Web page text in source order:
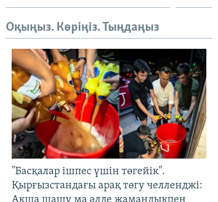
Оқыңыз. Көріңіз. Тыңдаңыз
"Басқалар ішпес үшін төгейік".
Қырғызстандағы арақ төгу челленджі:
Ақша шашу ма әлде жамандықпен